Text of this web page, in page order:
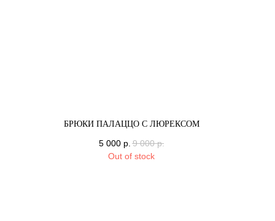
БРЮКИ ПАЛАЦЦО С ЛЮРЕКСОМ
5 000 р. 9 000 р.
Out of stock